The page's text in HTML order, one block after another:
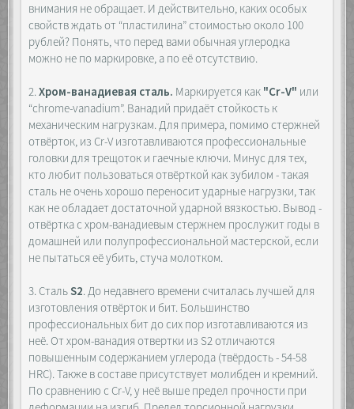
внимания не обращает. И действительно, каких особых
свойств ждать от “пластилина” стоимостью около 100
рублей? Понять, что перед вами обычная углеродка
можно не по маркировке, а по её отсутствию.
2.Хром-ванадиевая сталь. Маркируется как "Cr-V" или
“chrome-vanadium”. Ванадий придаёт стойкость к
механическим нагрузкам. Для примера, помимо стержней
отвёрток, из Cr-V изготавливаются профессиональные
головки для трещоток и гаечные ключи. Минус для тех,
кто любит пользоваться отвёрткой как зубилом - такая
сталь не очень хорошо переносит ударные нагрузки, так
как не обладает достаточной ударной вязкостью. Вывод -
отвёртка с хром-ванадиевым стержнем прослужит годы в
домашней или полупрофессиональной мастерской, если
не пытаться её убить, стуча молотком.
3. СтальS2. До недавнего времени считалась лучшей для
изготовления отвёрток и бит. Большинство
профессиональных бит до сих пор изготавливаются из
неё. От хром-ванадия отвертки из S2 отличаются
повышенным содержанием углерода (твёрдость - 54-58
HRC). Также в составе присутствует молибден и кремний.
По сравнению с Cr-V, у неё выше предел прочности при